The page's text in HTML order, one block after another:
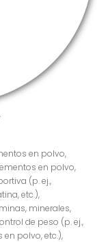
en polvo,
en polvo,
(p. ej.,
etc.),
minerales,
de peso (p. ej.,
polvo, etc.),